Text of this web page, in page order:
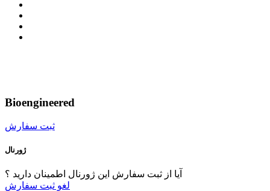
Bioengineered
ثبت سفارش
ژورنال
آیا از ثبت سفارش این ژورنال اطمینان دارید ؟
لغو ثبت سفارش